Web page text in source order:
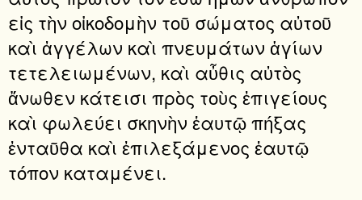
εἰς τὴν οἰκοδομὴν τοῦ σώματος αὐτοῦ
καὶ ἀγγέλων καὶ πνευμάτων ἁγίων
τετελειωμένων, καὶ αὖθις αὐτὸς
ἄνωθεν κάτεισι πρὸς τοὺς ἐπιγείους
καὶ φωλεύει σκηνὴν ἑαυτῷ πήξας
ἐνταῦθα καὶ ἐπιλεξάμενος ἑαυτῷ
τόπον καταμένει.